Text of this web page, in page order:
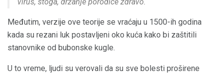
Međutim, verzije ove teorije se vraćaju u 1500-ih godina
kada su rezani luk postavljeni oko kuća kako bi zaštitili
stanovnike od bubonske kugle.
U to vreme, ljudi su verovali da su sve bolesti proširene